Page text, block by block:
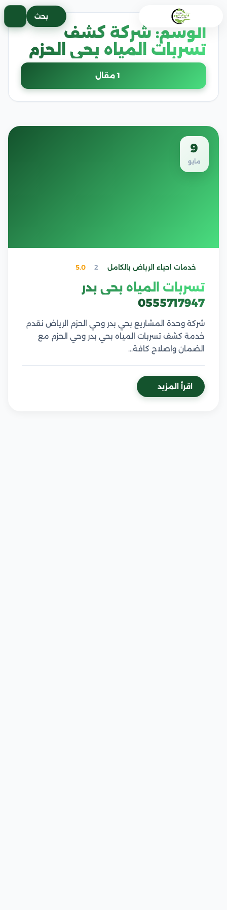
بحث
الوسم: شركة كشف
تسربات المياه بحي الحزم
1 مقال
9
مايو
خدمات احياء الرياض بالكامل 2
5.0
تسربات المياه بحي بدر
0555717947
شركة وحدة المشاريع بحي بدر وحي الحزم الرياض نقدم
خدمة كشف تسربات المياه بحي بدر وحي الحزم مع
الضمان واصلاح كافة…
اقرأ المزيد